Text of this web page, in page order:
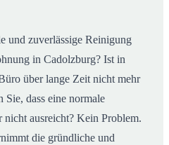
und zuverlässige Reinigung
in Cadolzburg? Ist in
über lange Zeit nicht mehr
Sie, dass eine normale
ausreicht? Kein Problem.
die gründliche und